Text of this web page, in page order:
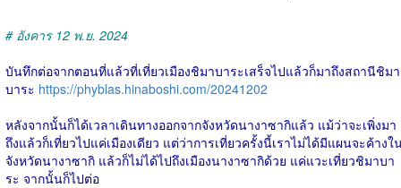
# อังคาร 12 พ.ย. 2024
บันทึกต่อจากตอนที่แล้วที่เที่ยวเมืองชิมาบาระเสร็จไปแล้วก็มาถึงสถานีชิมา
บาระ https://phyblas.hinaboshi.com/20241202
หลังจากนั้นก็ได้เวลาเดินทางออกจากจังหวัดนางาซากิแล้ว แม้ว่าจะเพิ่งมา
ถึงแล้วก็เที่ยวไปแค่เมืองเดียว แต่ว่าการเที่ยวครั้งนี้เราไม่ได้มีแผนจะค้างใ
จังหวัดนางาซากิ แล้วก็ไม่ได้ไปถึงเมืองนางาซากิด้วย แค่แวะเที่ยวชิมาบา
ระ จากนั้นก็ไปต่อ